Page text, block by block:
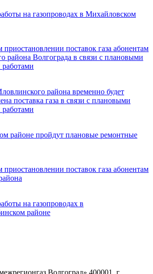
на газопроводах в Михайловском
поставок газа абонентам
района Волгограда в связи с плановыми
района временно будет
поставка газа в связи с плановыми
районе пройдут плановые ремонтные
поставок газа абонентам
на газопроводах в
районе
Волгоград» 400001, г.